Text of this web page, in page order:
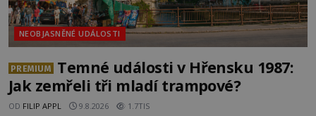
NEOBJASNĚNÉ UDÁLOSTI
PREMIUM
Temné události v Hřensku 1987:
Jak zemřeli tři mladí trampové?
OD FILIP APPL 9.8.2026 1.7TIS